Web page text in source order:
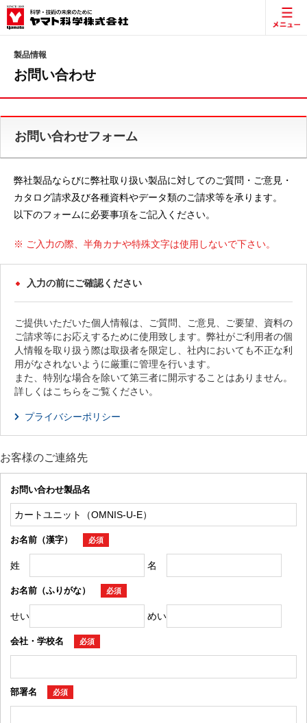
製品情報
お問い合わせ
お問い合わせフォーム
弊社製品ならびに弊社取り扱い製品に対してのご質問・ご意見・
カタログ請求及び各種資料やデータ類のご請求等を承ります。
以下のフォームに必要事項をご記入ください。
※ ご入力の際、半角カナや特殊文字は使用しないで下さい。
入力の前にご確認ください
ご提供いただいた個人情報は、ご質問、ご意見、ご要望、資料の
ご請求等にお応えするために使用致します。弊社がご利用者の個
人情報を取り扱う際は取扱者を限定し、社内においても不正な利
用がなされないように厳重に管理を行います。
また、特別な場合を除いて第三者に開示することはありません。
詳しくはこちらをご覧ください。
プライバシーポリシー
お客様のご連絡先
お問い合わせ製品名
お名前（漢字） 必須
姓 名
お名前（ふりがな） 必須
せい めい
会社・学校名 必須
部署名 必須